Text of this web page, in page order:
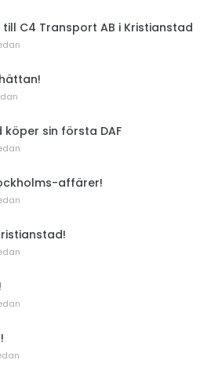
till C4 Transport AB i Kristianstad
köper sin första DAF
affärer!